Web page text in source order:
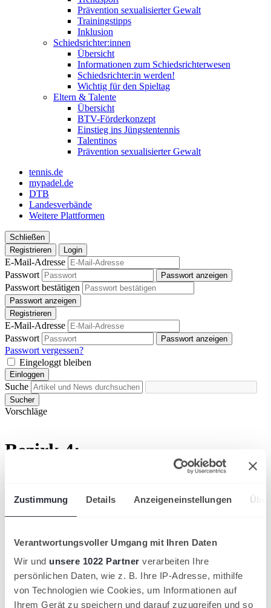
Zustimmung Details Anzeigeneinstellungen
Verantwortungsvoller Umgang mit Ihren Daten
Wir und unsere 1022 Partner verarbeiten Ihre
persönlichen Daten, wie z. B. Ihre IP-Adresse, mithilfe
von Technologien wie Cookies, um Informationen auf
Ihrem Gerät zu speichern und darauf zuzugreifen und so
Prävention sexualisierter Gewalt
Trainingstipps
Inklusion
Schiedsrichter:innen
Übersicht
Informationen zum Schiedsrichterwesen
Schiedsrichter:in werden!
Wichtig für den Spieltag
Eltern & Talente
Übersicht
BTV-Förderkonzept
Einstieg ins Jüngstentennis
Talentinos
Prävention sexualisierter Gewalt
tennis.de
mypadel.de
DTB
Landesverbände
Weitere Plattformen
Schließen
Registrieren
Login
E-Mail-Adresse
Passwort
Passwort anzeigen
Passwort bestätigen
Passwort anzeigen
Registrieren
E-Mail-Adresse
Passwort
Passwort anzeigen
Passwort vergessen?
Eingeloggt bleiben
Einloggen
Suche
Sucher
Vorschläge
Bezirk 4:
Bezirksmeisterschaften im
Doppel & Mixed
und Doppel gesucht.
Badischer Tennisverband